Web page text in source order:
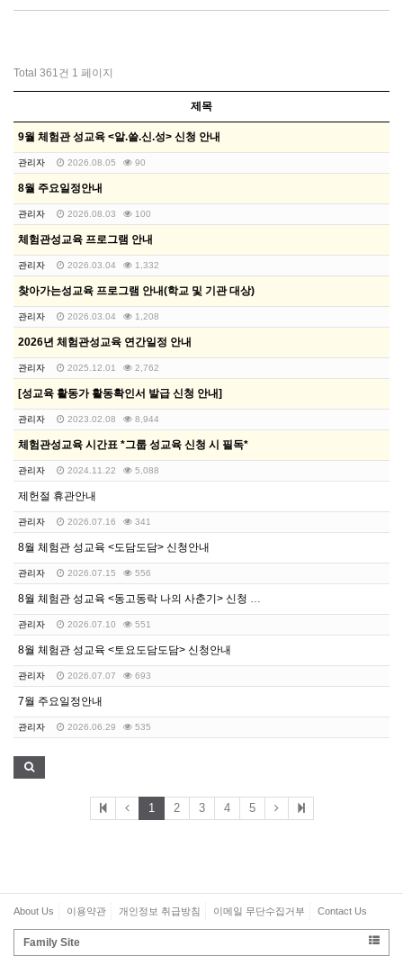
Total 361건 1 페이지
제목
9월 체험관 성교육 <알.쓸.신.성> 신청 안내
관리자 2026.08.05 90
8월 주요일정안내
관리자 2026.08.03 100
체험관성교육 프로그램 안내
관리자 2026.03.04 1,332
찾아가는성교육 프로그램 안내(학교 및 기관 대상)
관리자 2026.03.04 1,208
2026년 체험관성교육 연간일정 안내
관리자 2025.12.01 2,762
[성교육 활동가 활동확인서 발급 신청 안내]
관리자 2023.02.08 8,944
체험관성교육 시간표 *그룹 성교육 신청 시 필독*
관리자 2024.11.22 5,088
제헌절 휴관안내
관리자 2026.07.16 341
8월 체험관 성교육 <도담도담> 신청안내
관리자 2026.07.15 556
8월 체험관 성교육 <동고동락 나의 사춘기> 신청 안내
관리자 2026.07.10 551
8월 체험관 성교육 <토요도담도담> 신청안내
관리자 2026.07.07 693
7월 주요일정안내
관리자 2026.06.29 535
1 2 3 4 5
About Us 이용약관 개인정보 취급방침 이메일 무단수집거부 Contact Us
Family Site